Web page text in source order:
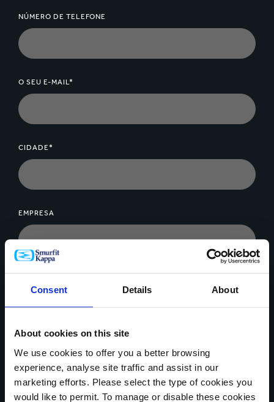
Consent Details About
About cookies on this site
We use cookies to offer you a better browsing
experience, analyse site traffic and assist in our
marketing efforts. Please select the type of cookies you
would like to permit. To manage or disable these cookies
NÚMERO DE TELEFONE
O SEU E-MAIL*
CIDADE*
EMPRESA
Upload de arquivos